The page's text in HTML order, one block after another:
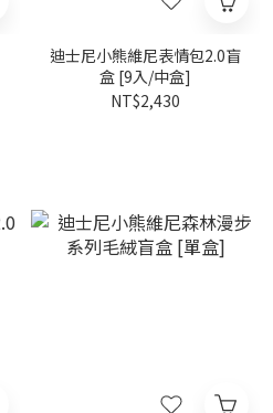
迪士尼小熊維尼表情包2.0盲
盒 [9入/中盒]
NT$2,430